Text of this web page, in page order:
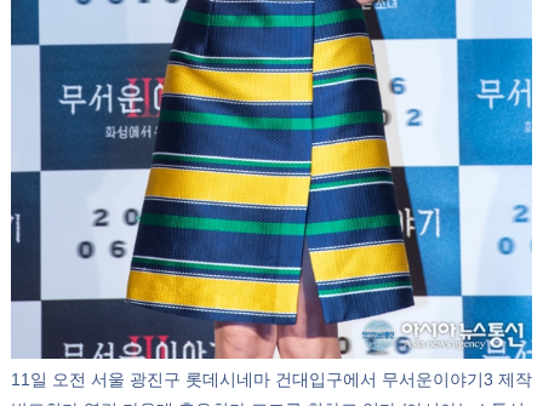
11일 오전 서울 광진구 롯데시네마 건대입구에서 무서운이야기3 제작